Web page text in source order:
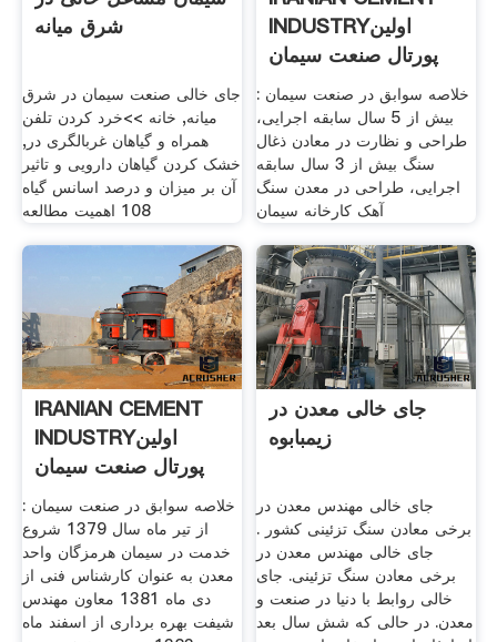
شرق میانه
جای خالی صنعت سیمان در شرق
میانه, خانه >>خرد کردن تلفن
همراه و گیاهان غربالگری در,
خشک کردن گیاهان دارویی و تاثیر
آن بر میزان و درصد اسانس گیاه
108 اهمیت مطالعه
INDUSTRYاولین
پورتال صنعت سیمان
ایران
خلاصه سوابق در صنعت سيمان :
بیش از 5 سال سابقه اجرایی،
طراحی و نظارت در معادن ذغال
سنگ بیش از 3 سال سابقه
اجرایی، طراحی در معدن سنگ
آهک کارخانه سیمان
IRANIAN CEMENT
INDUSTRYاولین
پورتال صنعت سیمان
ایران
خلاصه سوابق در صنعت سيمان :
از تیر ماه سال 1379 شروع
خدمت در سیمان هرمزگان واحد
معدن به عنوان کارشناس فنی از
دی ماه 1381 معاون مهندس
شیفت بهره برداری از اسفند ماه
جای خالی معدن در
زیمبابوه
جای خالی مهندس معدن در
برخی معادن سنگ تزئینی کشور .
جای خالی مهندس معدن در
برخی معادن سنگ تزئینی. جای
خالی روابط با دنیا در صنعت و
معدن. در حالی که شش سال بعد